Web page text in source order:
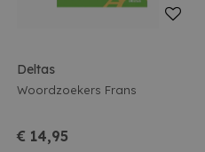
Deltas
Woordzoekers Frans
€ 14,95